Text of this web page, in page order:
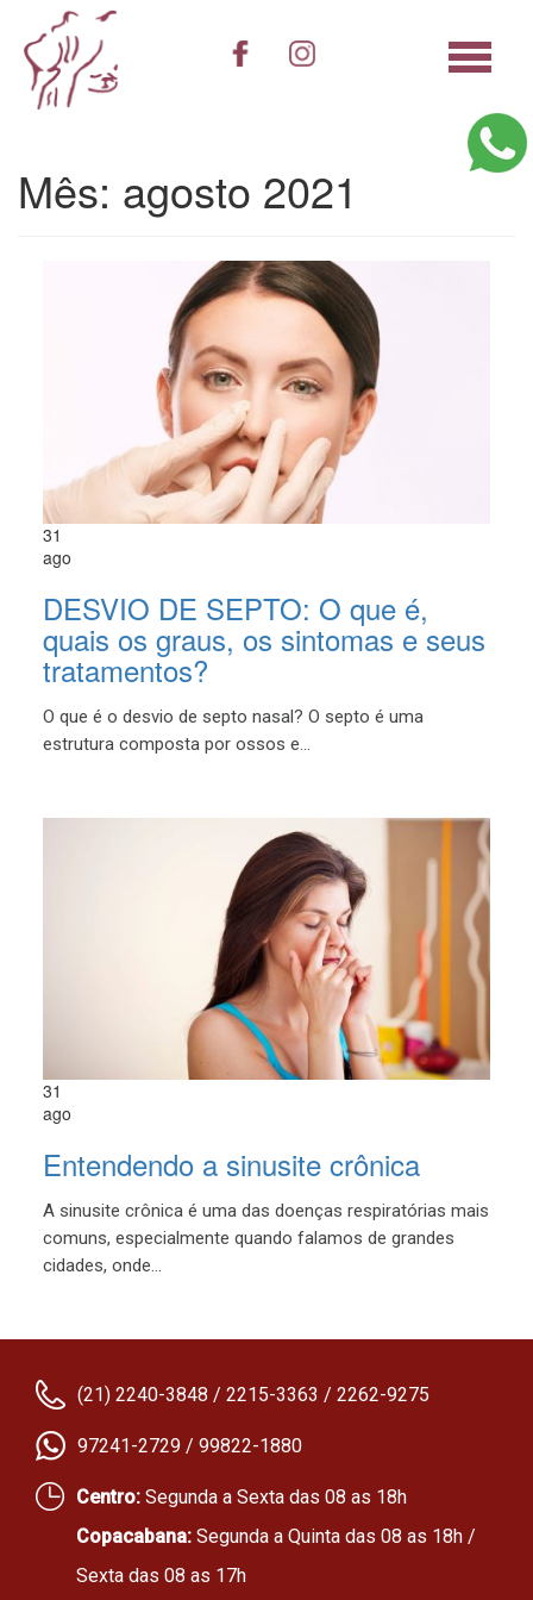
Pular
para
o
conteúdo
Mês: agosto 2021
31
ago
DESVIO DE SEPTO: O que é,
quais os graus, os sintomas e seus
tratamentos?
O que é o desvio de septo nasal? O septo é uma
estrutura composta por ossos e...
31
ago
Entendendo a sinusite crônica
A sinusite crônica é uma das doenças respiratórias mais
comuns, especialmente quando falamos de grandes
cidades, onde...
(21) 2240-3848 / 2215-3363 / 2262-9275
97241-2729 / 99822-1880
Centro: Segunda a Sexta das 08 as 18h
Copacabana: Segunda a Quinta das 08 as 18h /
Sexta das 08 as 17h